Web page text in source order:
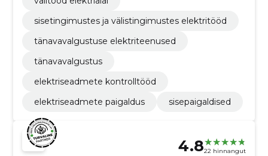
sisetingimustes ja välistingimustes elektritööd
tänavavalgustuse elektriteenused
tänavavalgustus
elektriseadmete kontrolltööd
elektriseadmete paigaldus
sisepaigaldised
4.822 hinnangut